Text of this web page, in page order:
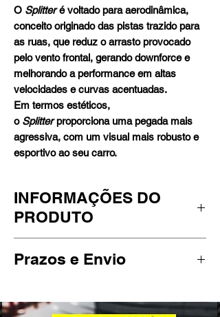
O Splitteré voltado para aerodinâmica,
conceito originado das pistas trazido para
as ruas, que reduz o arrasto provocado
pelo vento frontal, gerando downforce e
melhorando a performance em altas
velocidades e curvas acentuadas.
Em termos estéticos,
o Splitterproporciona uma pegada mais
agressiva, com um visual mais robusto e
esportivo ao seu carro.
INFORMAÇÕES DO
PRODUTO
MK2 R-Line, com furos e formato que
Fabricado em material plástico de 8mm
Prazos e Envio
Todos os produtos adquiridos no site